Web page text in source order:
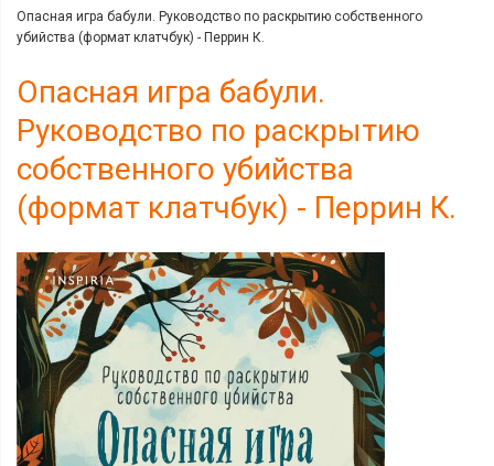
Опасная игра бабули. Руководство по раскрытию собственного
убийства (формат клатчбук) - Перрин К.
Опасная игра бабули.
Руководство по раскрытию
собственного убийства
(формат клатчбук) - Перрин К.